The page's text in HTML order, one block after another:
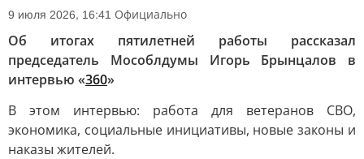
9 июля 2026, 16:41 Официально
Об итогах пятилетней работы рассказал
председатель Мособлдумы Игорь Брынцалов в
интервью «360»
В этом интервью: работа для ветеранов СВО,
экономика, социальные инициативы, новые законы и
наказы жителей.